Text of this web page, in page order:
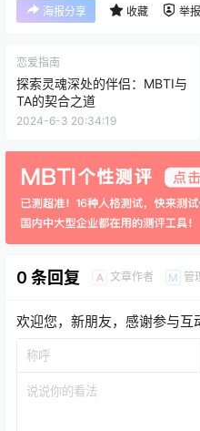
海报分享 收藏 举报
恋爱指南
探索灵魂深处的伴侣：MBTI与
TA的契合之道
2024-6-3 20:34:19
0 条回复 A 文章作者 M 管
欢迎您，新朋友，感谢参与互